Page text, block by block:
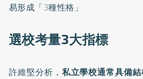
易形成「3種性格」
選校考量3大指標
許維堅分析， 私立學校通常具備